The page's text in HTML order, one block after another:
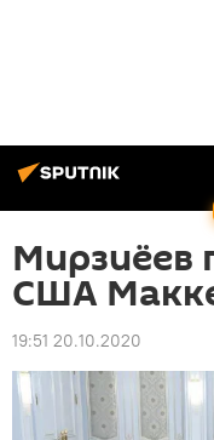
Мирзиёев
США
19:51 20.10.2020